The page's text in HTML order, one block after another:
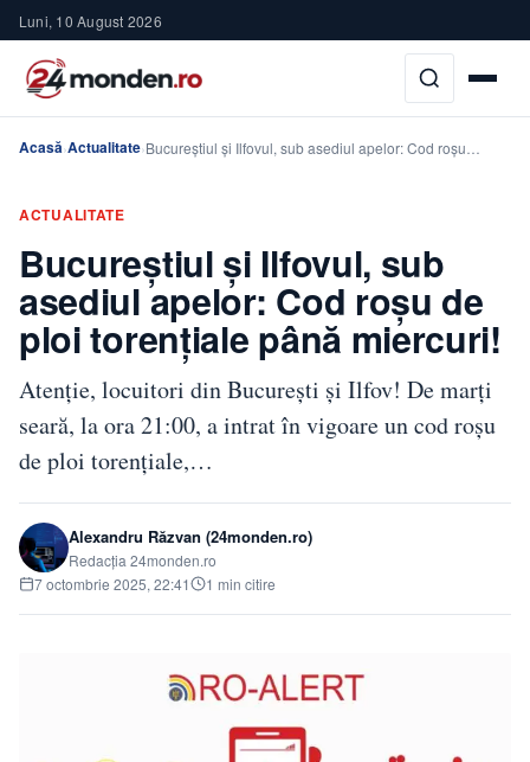
Luni, 10 August 2026
Acasă›Actualitate›Bucureștiul și Ilfovul, sub asediul apelor: Cod roșu…
ACTUALITATE
Bucureștiul și Ilfovul, sub
asediul apelor: Cod roșu de
ploi torențiale până miercuri!
Atenție, locuitori din București și Ilfov! De marți
seară, la ora 21:00, a intrat în vigoare un cod roșu
de ploi torențiale,…
Alexandru Răzvan (24monden.ro)
Redacția 24monden.ro
7 octombrie 2025, 22:41
1 min citire